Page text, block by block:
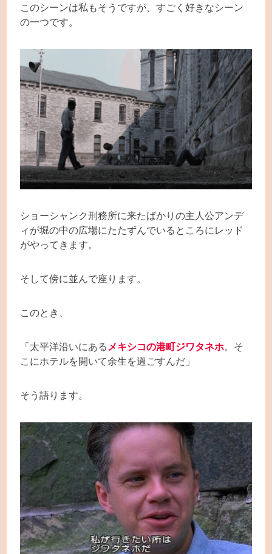
このシーンは私もそうですが、すごく好きなシーン
の一つです。
ショーシャンク刑務所に来たばかりの主人公アンデ
ィが堀の中の広場にたたずんでいるところにレッド
がやってきます。
そして傍に並んで座ります。
このとき、
「太平洋沿いにある メキシコの港町ジワタネホ。そ
こにホテルを開いて余生を過ごすんだ」
そう語ります。